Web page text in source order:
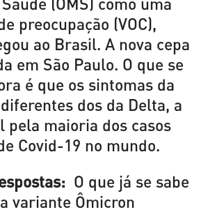
preocupação (VOC),
ao Brasil. A nova cepa
em São Paulo. O que se
é que os sintomas da
dos da Delta, a
pela maioria dos casos
Covid-19 no mundo.
O que já se sabe
variante Ômicron